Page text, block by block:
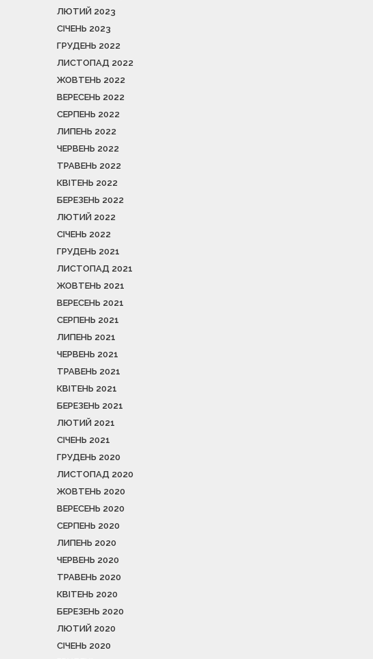
ЛЮТИЙ 2023
СІЧЕНЬ 2023
ГРУДЕНЬ 2022
ЛИСТОПАД 2022
ЖОВТЕНЬ 2022
ВЕРЕСЕНЬ 2022
СЕРПЕНЬ 2022
ЛИПЕНЬ 2022
ЧЕРВЕНЬ 2022
ТРАВЕНЬ 2022
КВІТЕНЬ 2022
БЕРЕЗЕНЬ 2022
ЛЮТИЙ 2022
СІЧЕНЬ 2022
ГРУДЕНЬ 2021
ЛИСТОПАД 2021
ЖОВТЕНЬ 2021
ВЕРЕСЕНЬ 2021
СЕРПЕНЬ 2021
ЛИПЕНЬ 2021
ЧЕРВЕНЬ 2021
ТРАВЕНЬ 2021
КВІТЕНЬ 2021
БЕРЕЗЕНЬ 2021
ЛЮТИЙ 2021
СІЧЕНЬ 2021
ГРУДЕНЬ 2020
ЛИСТОПАД 2020
ЖОВТЕНЬ 2020
ВЕРЕСЕНЬ 2020
СЕРПЕНЬ 2020
ЛИПЕНЬ 2020
ЧЕРВЕНЬ 2020
ТРАВЕНЬ 2020
КВІТЕНЬ 2020
БЕРЕЗЕНЬ 2020
ЛЮТИЙ 2020
СІЧЕНЬ 2020